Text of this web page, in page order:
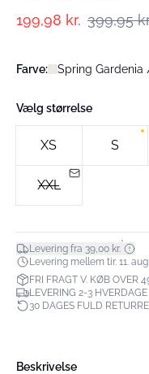
199,98 kr. 399,95
Farve: Spring
Vælg størrelse
XS S
XXL
Levering fra 39,00 kr.*
Levering mellem tir. 11.
FRI FRAGT V. KØB OVER
LEVERING 2-3 HVERDAGE
30 DAGES FULD
Beskrivelse